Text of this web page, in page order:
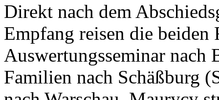
Direkt nach dem
Empfang reisen die
Auswertungsseminar nach
Familien nach Schäßburg